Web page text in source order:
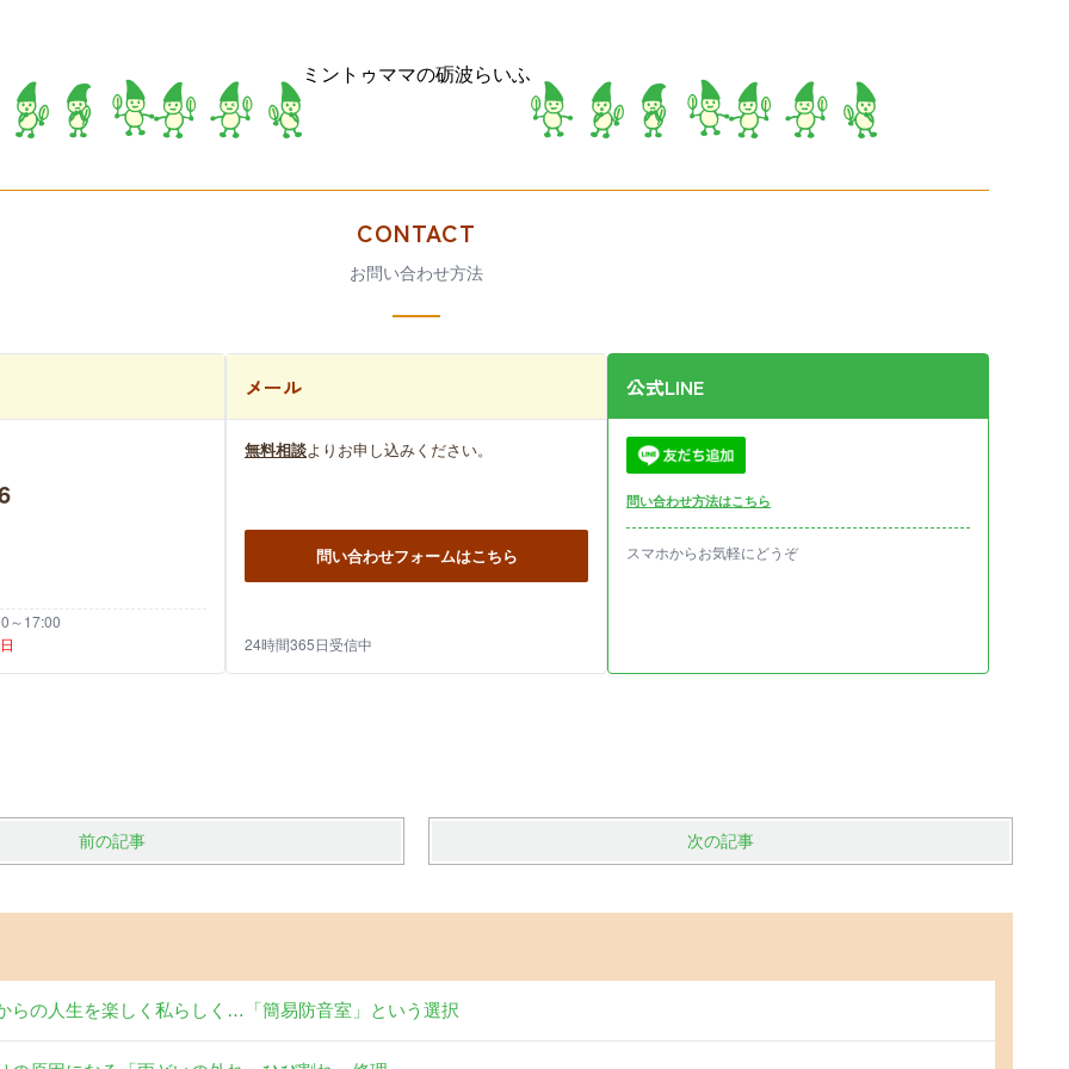
ミントゥママの砺波らいふ
CONTACT
お問い合わせ方法
～17:00
メール
無料相談よりお申し込みください。
問い合わせフォームはこちら
24時間365日受信中
公式LINE
問い合わせ方法はこちら
スマホからお気軽にどうぞ
前の記事 次の記事
らの人生を楽しく私らしく…「簡易防音室」という選択